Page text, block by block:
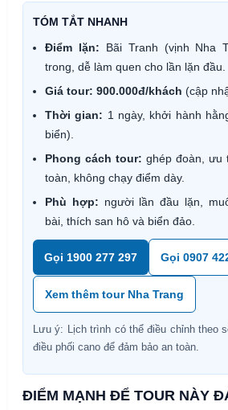
TÓM TẮT NHANH
Điểm lặn: Bãi Tranh (vịnh Nha
trong, dễ làm quen cho lần lặn đầu.
Giá tour: 900.000đ/khách (cập
Thời gian: 1 ngày, khởi hành
biển).
Phong cách tour: ghép đoàn, ưu
toàn, không chạy điểm dày.
Phù hợp: người lần đầu lặn,
bài, thích san hô và biển đảo.
Gọi 1900 277 297 Gọi 0907
Xem thêm tour Nha Trang
Lưu ý: Lịch trình có thể điều chỉnh theo
điều phối cano để đảm bảo an toàn.
ĐIỂM MẠNH ĐỂ TOUR NÀY